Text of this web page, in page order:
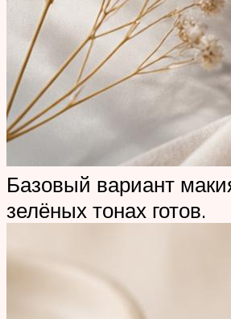
Базовый вариант
зелёных тонах готов.